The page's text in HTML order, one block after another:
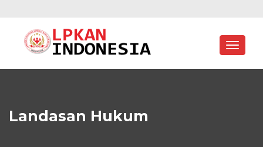
Toggle
Landasan Hukum